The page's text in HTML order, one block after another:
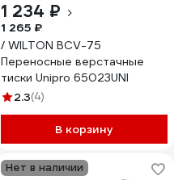
1 234 ₽
1 265 ₽
/ WILTON BCV-75
Переносные верстачные
тиски Unipro 65023UNI
2.3(4)
В корзину
Нет в наличии